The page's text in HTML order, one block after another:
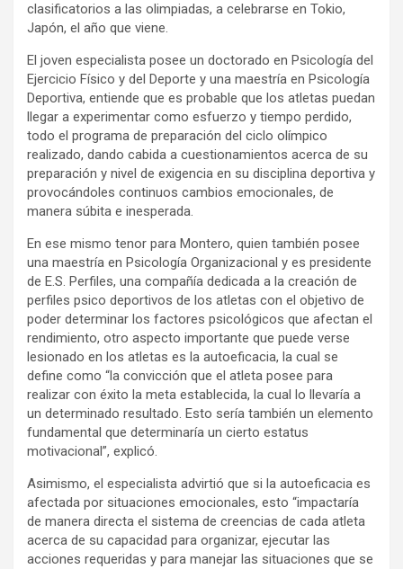
clasificatorios a las olimpiadas, a celebrarse en Tokio,
Japón, el año que viene.
El joven especialista posee un doctorado en Psicología del
Ejercicio Físico y del Deporte y una maestría en Psicología
Deportiva, entiende que es probable que los atletas puedan
llegar a experimentar como esfuerzo y tiempo perdido,
todo el programa de preparación del ciclo olímpico
realizado, dando cabida a cuestionamientos acerca de su
preparación y nivel de exigencia en su disciplina deportiva y
provocándoles continuos cambios emocionales, de
manera súbita e inesperada.
En ese mismo tenor para Montero, quien también posee
una maestría en Psicología Organizacional y es presidente
de E.S. Perfiles, una compañía dedicada a la creación de
perfiles psico deportivos de los atletas con el objetivo de
poder determinar los factores psicológicos que afectan el
rendimiento, otro aspecto importante que puede verse
lesionado en los atletas es la autoeficacia, la cual se
define como “la convicción que el atleta posee para
realizar con éxito la meta establecida, la cual lo llevaría a
un determinado resultado. Esto sería también un elemento
fundamental que determinaría un cierto estatus
motivacional”, explicó.
Asimismo, el especialista advirtió que si la autoeficacia es
afectada por situaciones emocionales, esto “impactaría
de manera directa el sistema de creencias de cada atleta
acerca de su capacidad para organizar, ejecutar las
acciones requeridas y para manejar las situaciones que se